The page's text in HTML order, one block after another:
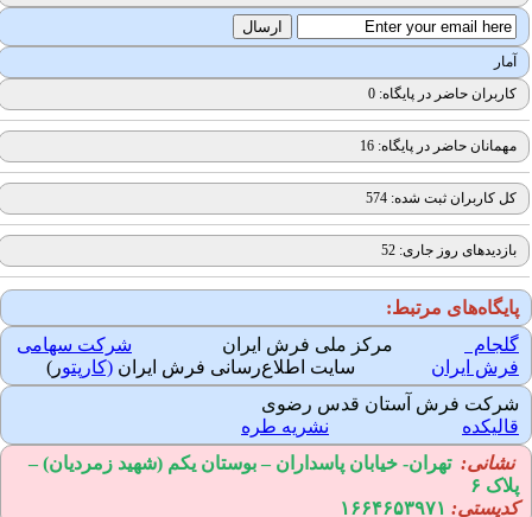
آمار
کاربران حاضر در پایگاه: 0
مهمانان حاضر در پایگاه: 16
کل کاربران ثبت شده: 574
بازدیدهای روز جاری: 52
پایگاه‌های مرتبط:
گلجام
مرکز ملی فرش ایران
شرکت سهامی
فرش ایران سایت اطلاع‌رسانی فرش ایران(کارپتور)
شرکت فرش آستان قدس رضوی
قالیکده
نشریه طره
نشانی: تهران-خیابان پاسداران – بوستان یکم (شهید زمردیان) –
پلاک ۶
کدپستی:۱۶۶۴۶۵۳۹۷۱